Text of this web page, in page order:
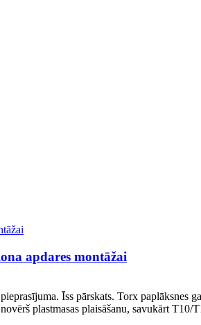
apdares montāžai
Īss pārskats. Torx paplāksnes
plastmasas plaisāšanu, savukārt T10/